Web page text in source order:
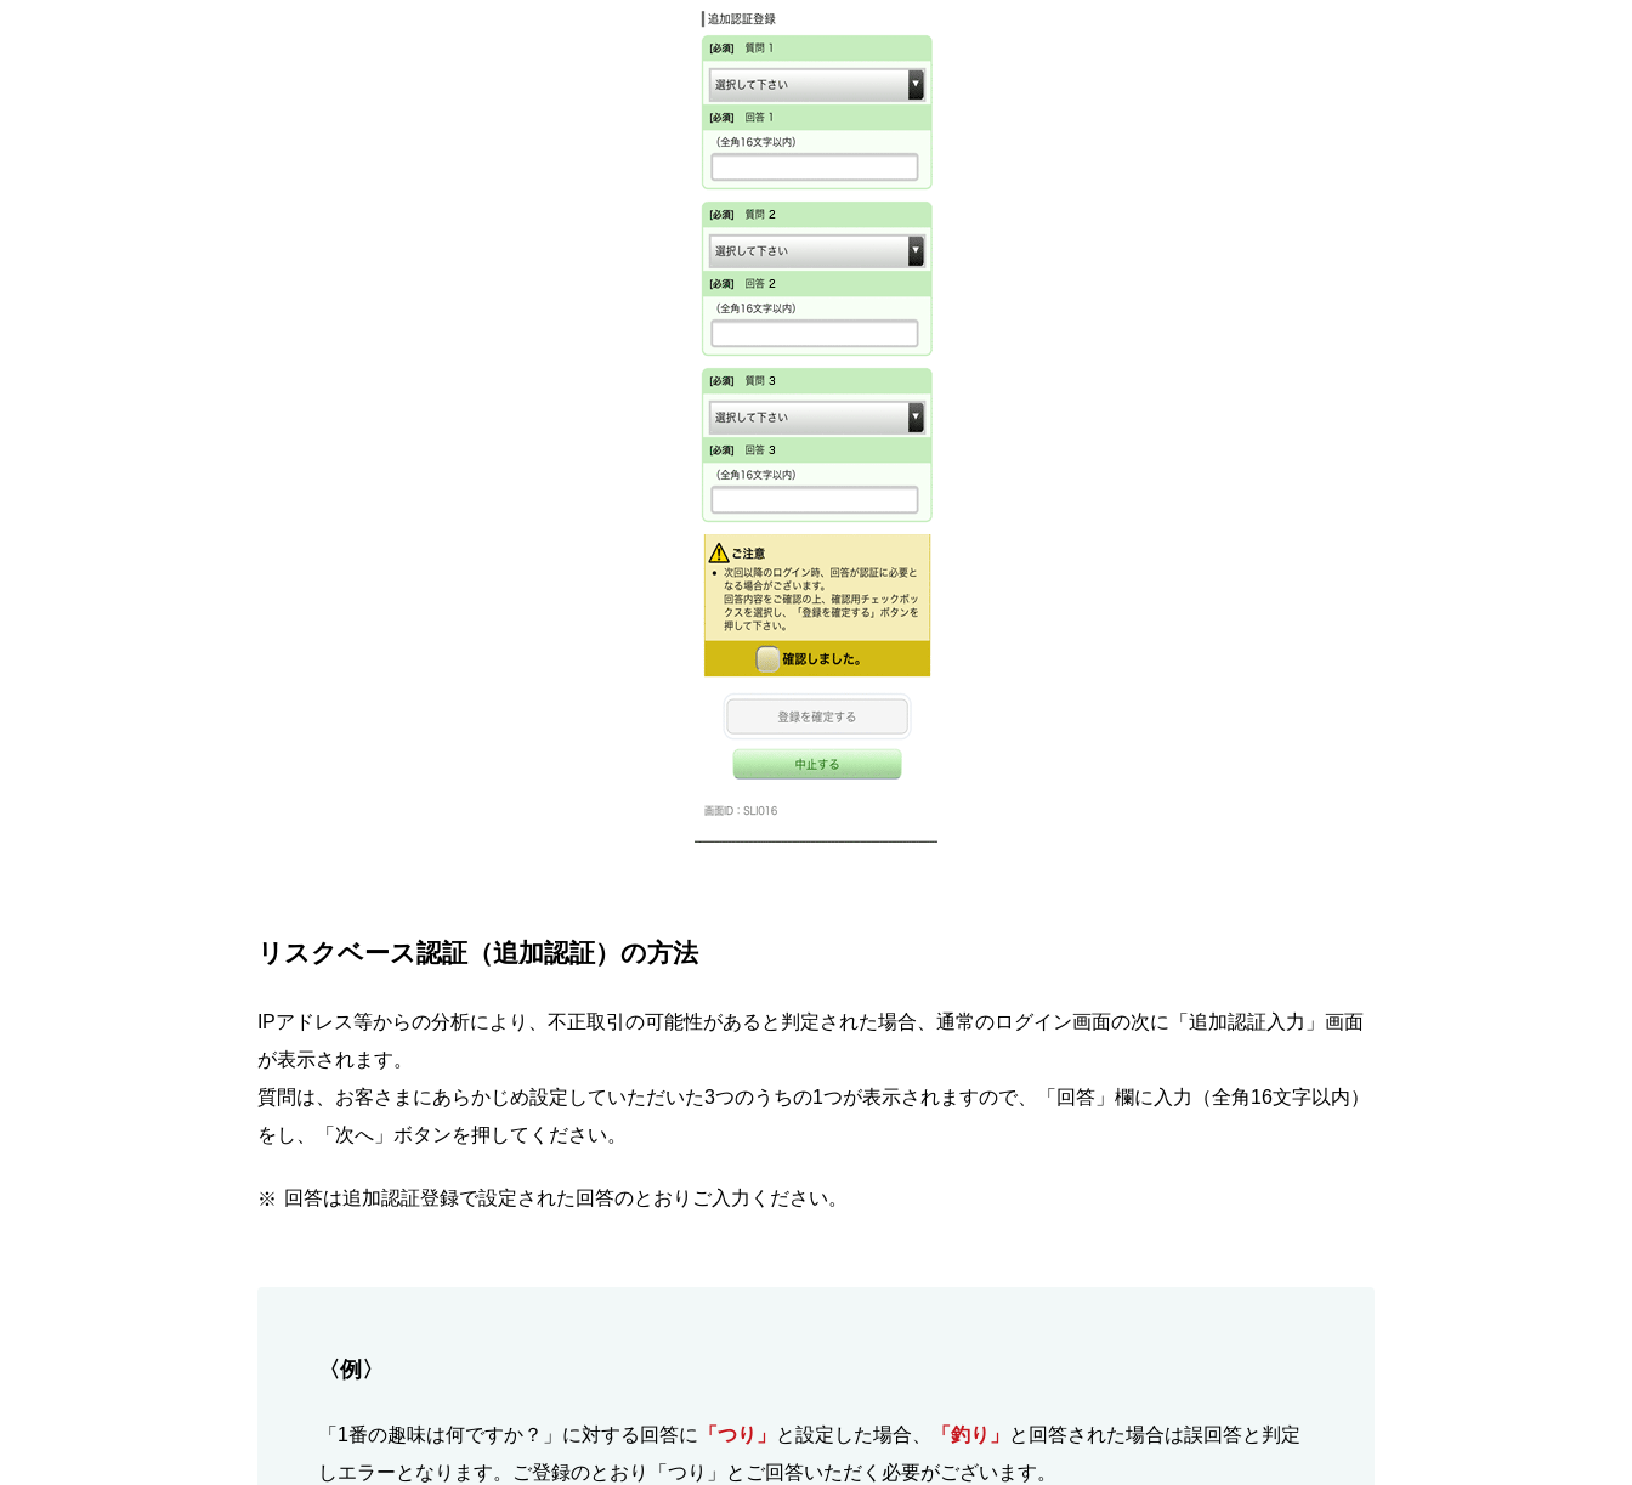
リスクベース認証（追加認証）の方法
IPアドレス等からの分析により、不正取引の可能性があると判定された場合、通常のログイン画面の次に「追加認証入力」画面
が表示されます。
質問は、お客さまにあらかじめ設定していただいた3つのうちの1つが表示されますので、「回答」欄に入力（全角16文字以内）
をし、「次へ」ボタンを押してください。
回答は追加認証登録で設定された回答のとおりご入力ください。
〈例〉
「1番の趣味は何ですか？」に対する回答に 「つり」 と設定した場合、 「釣り」 と回答された場合は誤回答と判定
しエラーとなります。ご登録のとおり「つり」とご回答いただく必要がございます。